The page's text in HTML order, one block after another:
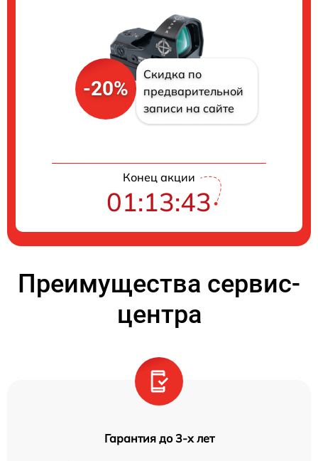
-20%
Скидка по
предварительной
записи на сайте
Конец акции
01:13:43
Преимущества сервис-
центра
Гарантия до 3-х лет